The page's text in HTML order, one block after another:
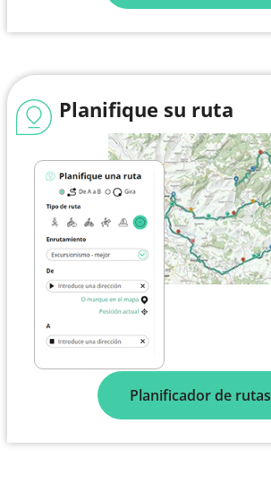
Planifique su ruta
Planificador de rutas